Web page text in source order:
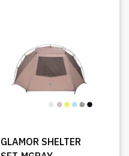
GLAMOR SHELTER